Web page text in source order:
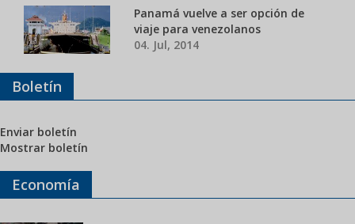
Panamá vuelve a ser opción de
viaje para venezolanos
04. Jul, 2014
Boletín
Enviar boletín
Mostrar boletín
Economía